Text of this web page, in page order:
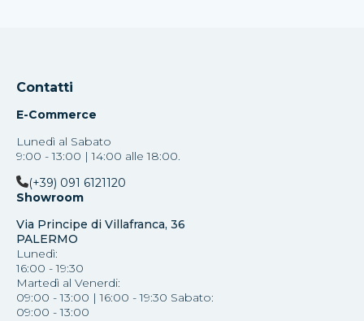
Contatti
E-Commerce
Lunedì al Sabato
9:00 - 13:00 | 14:00 alle 18:00.
(+39) 091 6121120
Showroom
Via Principe di Villafranca, 36
PALERMO
Lunedì:
16:00 - 19:30
Martedì al Venerdi:
09:00 - 13:00 | 16:00 - 19:30 Sabato:
09:00 - 13:00